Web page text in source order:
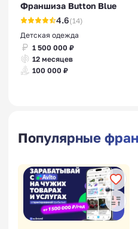
Франшиза Button Blue
4.6(14)
Детская одежда
1 500 000 ₽
12 месяцев
100 000 ₽
Популярные